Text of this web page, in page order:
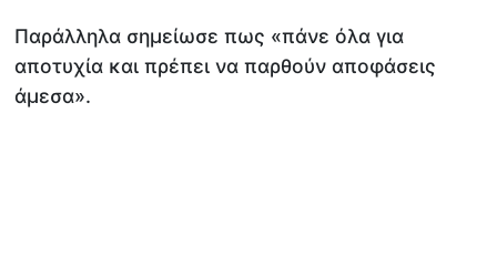
Παράλληλα σημείωσε πως «πάνε όλα για
αποτυχία και πρέπει να παρθούν αποφάσεις
άμεσα».